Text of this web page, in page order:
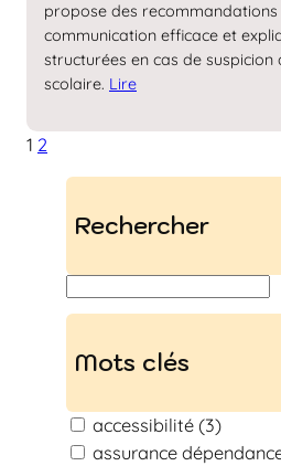
propose des
communication efficace et
structurées en cas de suspicion
scolaire. Lire
1 2
Rechercher
u
n
Mots clés
accessibilité (3)
assurance